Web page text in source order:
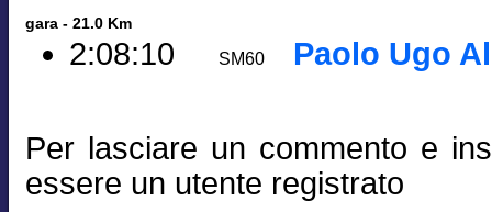
gara - 21.0 Km
2:08:10 SM60 Paolo Ugo
Per lasciare un commento e
essere un utente registrato